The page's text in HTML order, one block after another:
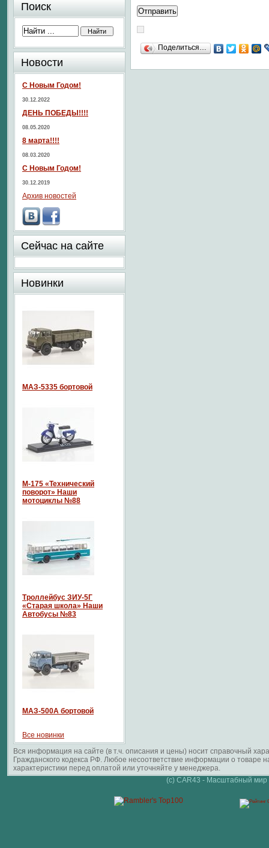
Поделиться…
Поиск
Новости
С Новым Годом!
30.12.2022
ДЕНЬ ПОБЕДЫ!!!!
08.05.2020
8 марта!!!!
08.03.2020
С Новым Годом!
30.12.2019
Архив новостей
Сейчас на сайте
Новинки
МАЗ-5335 бортовой
М-175 «Технический
поворот» Наши
мотоциклы №88
Троллейбус ЗИУ-5Г
«Старая школа» Наши
Автобусы №83
МАЗ-500А бортовой
Все новинки
Вся информация на сайте (в т.ч. описания и цены) носит справочный
Гражданского кодекса РФ. Любое несоответствие информации о
характеристики перед оплатой или уточняйте у менеджера.
(c) CAR43 - Масштабный мир